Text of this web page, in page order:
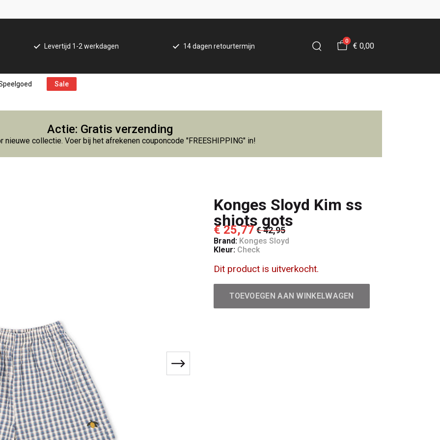
Levertijd 1-2 werkdagen 14 dagen retourtermijn
0
€ 0,00
Sale
Actie: Gratis verzending
nieuwe collectie. Voer bij het afrekenen couponcode "FREESHIPPING" in!
Konges Sloyd Kim ss
shiots gots
€ 25,77€ 42,95
Brand: Konges Sloyd
Kleur: Check
Dit product is uitverkocht.
TOEVOEGEN AAN WINKELWAGEN